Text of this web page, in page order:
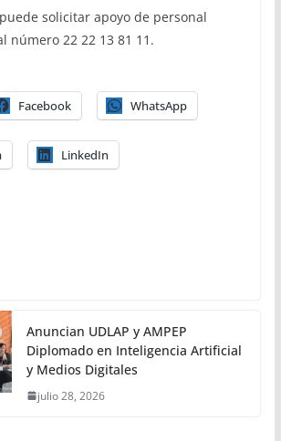
solicitar apoyo de personal
número 22 22 13 81 11.
Facebook WhatsApp
LinkedIn
Anuncian UDLAP y AMPEP
Diplomado en Inteligencia Artificial
y Medios Digitales
julio 28, 2026